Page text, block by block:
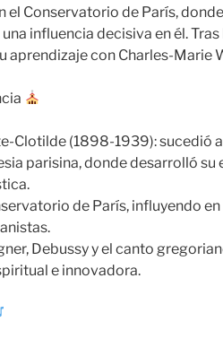
el Conservatorio de París,
influencia decisiva en él.
aprendizaje con Charles-Marie
Clotilde (1898-1939): sucedió
parisina, donde desarrolló su
de París, influyendo en
Debussy y el canto
e innovadora.